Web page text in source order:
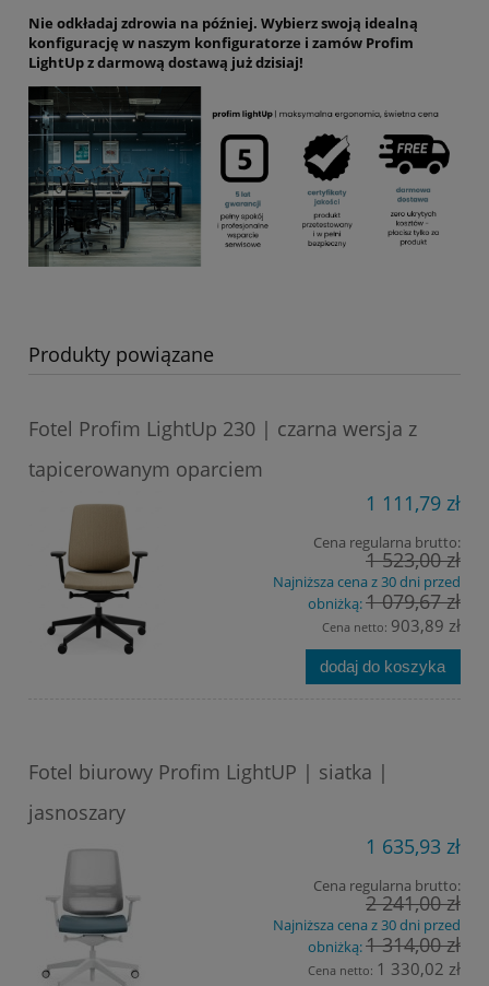
Nie odkładaj zdrowia na później. Wybierz swoją idealną
konfigurację w naszym konfiguratorze i zamów Profim
LightUp z darmową dostawą już dzisiaj!
Produkty powiązane
Fotel Profim LightUp 230 | czarna wersja z
tapicerowanym oparciem
1 111,79 zł
Cena regularna brutto:
1 523,00 zł
Najniższa cena z 30 dni przed
obniżką:1 079,67 zł
Cena netto: 903,89 zł
dodaj do koszyka
Fotel biurowy Profim LightUP | siatka |
jasnoszary
1 635,93 zł
Cena regularna brutto:
2 241,00 zł
Najniższa cena z 30 dni przed
obniżką:1 314,00 zł
Cena netto: 1 330,02 zł